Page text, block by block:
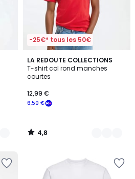
-25€* tous les 50€
LA REDOUTE COLLECTIONS
T-shirt col rond manches
courtes
6,50 €
12,99 €
4,8
/ 5
3
Couleurs
4,8
/